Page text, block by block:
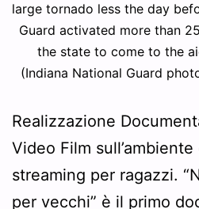
large tornado less the day
Guard activated more than
the state to come to the
(Indiana National Guard
Realizzazione
Video Film
streaming per ragazzi.
per vecchi” è il primo